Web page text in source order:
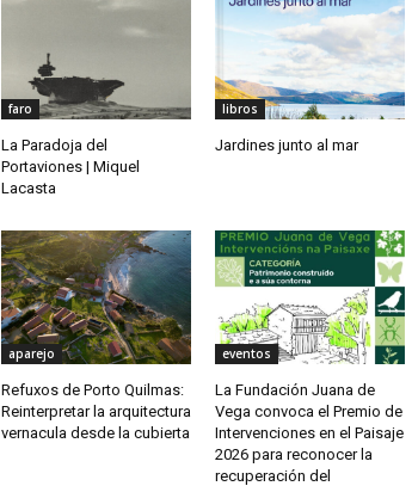
faro
La Paradoja del
Portaviones | Miquel
Lacasta
libros
Jardines junto al mar
aparejo
Refuxos de Porto Quilmas:
Reinterpretar la arquitectura
vernacula desde la cubierta
eventos
La Fundación Juana de
Vega convoca el Premio de
Intervenciones en el Paisaje
2026 para reconocer la
recuperación del